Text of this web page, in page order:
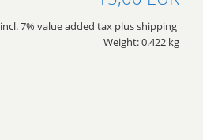
incl. 7% value added tax plus shipping
Weight: 0.422 kg